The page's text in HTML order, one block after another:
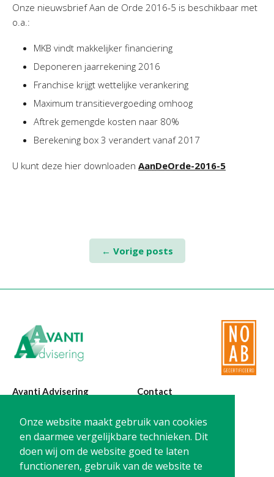
Onze website maakt gebruik van cookies
en daarmee vergelijkbare technieken. Dit
doen wij om de website goed te laten
functioneren, gebruik van de website te
Onze nieuwsbrief Aan de Orde 2016-5 is beschikbaar met
o.a.:
MKB vindt makkelijker financiering
Deponeren jaarrekening 2016
Franchise krijgt wettelijke verankering
Maximum transitievergoeding omhoog
Aftrek gemengde kosten naar 80%
Berekening box 3 verandert vanaf 2017
U kunt deze hier downloaden AanDeOrde-2016-5
← Vorige posts
Avanti Advisering
Poelstraat 4
1441 RR Purmerend
Contact
T: 0299-420870
@:
info@avanti-
advisering.nl
BTW: NL861212733B01